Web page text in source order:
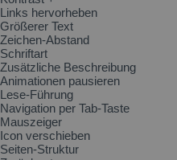
Links hervorheben
Größerer Text
Zeichen-Abstand
Schriftart
Zusätzliche Beschreibung
Animationen pausieren
Lese-Führung
Navigation per Tab-Taste
Mauszeiger
Icon verschieben
Seiten-Struktur